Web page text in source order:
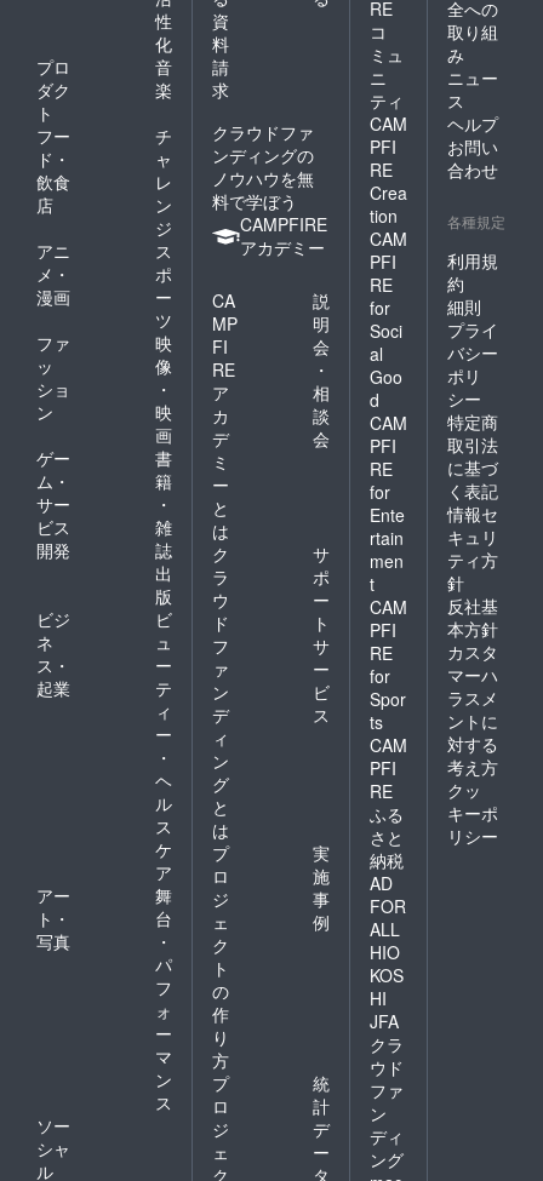
性
化
プロ
ダク
ト
音
楽
フー
ド・
飲食
店
チ
ャ
レ
ン
ジ
アニ
メ・
漫画
ス
ポ
ー
ツ
ファ
ッ
ショ
ン
映
像
・
映
画
ゲー
ム・
サー
ビス
開発
書
籍
・
雑
誌
出
版
ビジ
ネ
ス・
起業
ビ
ュ
ー
テ
ィ
ー
・
ヘ
ル
ス
ケ
ア
アー
ト・
写真
舞
台
・
パ
フ
ォ
ー
マ
ン
ス
ソー
シャ
ル
資
料
請
求
クラウドファ
ンディングの
ノウハウを無
料で学ぼう
CAMPFIRE
アカデミー
CA
MP
FI
RE
ア
カ
デ
ミ
ー
と
は
説
明
会
・
相
談
会
ク
ラ
ウ
ド
フ
ァ
ン
デ
ィ
ン
グ
と
は
サ
ポ
ー
ト
サ
ー
ビ
ス
プ
ロ
ジ
ェ
ク
ト
の
作
り
方
実
施
事
例
プ
ロ
ジ
ェ
ク
統
計
デ
ー
タ
RE
コ
ミュ
ニ
ティ
CAM
PFI
RE
Crea
tion
CAM
PFI
RE
for
Soci
al
Goo
d
CAM
PFI
RE
for
Ente
rtain
men
t
CAM
PFI
RE
for
Spor
ts
CAM
PFI
RE
ふる
さと
納税
AD
FOR
ALL
HIO
KOS
HI
JFA
クラ
ウド
ファ
ン
ディ
ング
全への
取り組
み
ニュー
ス
ヘルプ
お問い
合わせ
各種規定
利用規
約
細則
プライ
バシー
ポリ
シー
特定商
取引法
に基づ
く表記
情報セ
キュリ
ティ方
針
反社基
本方針
カスタ
マーハ
ラスメ
ントに
対する
考え方
クッ
キーポ
リシー